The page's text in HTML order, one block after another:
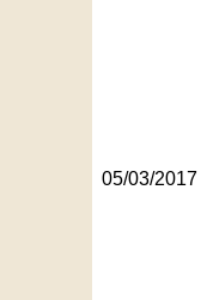
05/03/2017